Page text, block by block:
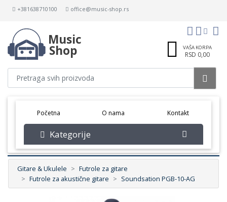
+381638710100 office@music-shop.rs
Music
Shop VAŠA KORPA
RSD 0,00
Početna(current) O nama Kontakt
Kategorije
Gitare & Ukulele
Futrole za gitare
Futrole za akustične gitare
Soundsation PGB-10-AG